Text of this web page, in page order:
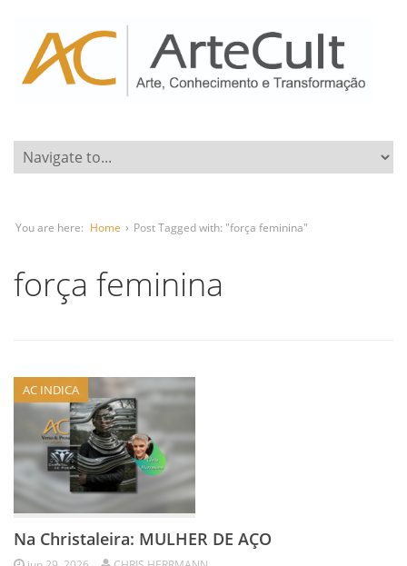
You are here: Home › Post Tagged with: "força feminina"
força feminina
AC INDICA
Na Christaleira: MULHER DE AÇO